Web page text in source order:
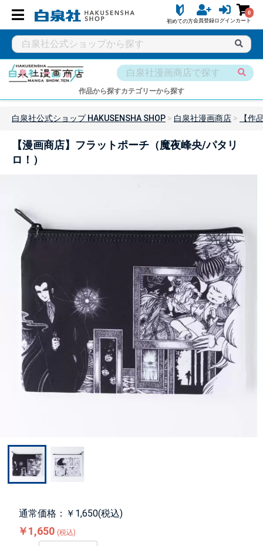
初めての方会員登録ログイン
0
カート
作品から探すカテゴリーから探す
白泉社公式ショップ HAKUSENSHA SHOP 白泉社漫画商店 【作
【漫画商店】フラットポーチ（魔夜峰央/パタリ
ロ！）
通常価格：￥1,650(税込)
￥1,650 (税込)